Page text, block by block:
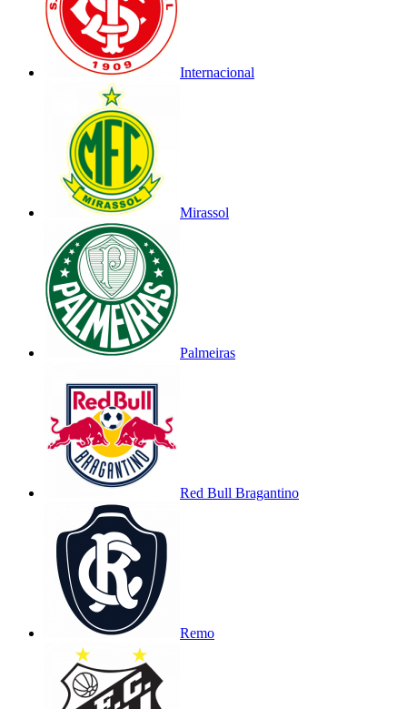
Internacional
Mirassol
Palmeiras
Red Bull Bragantino
Remo